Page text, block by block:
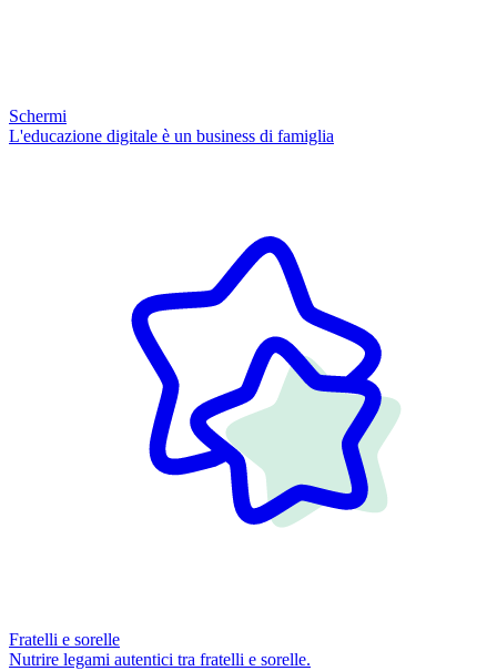
Schermi
L'educazione digitale è un business di famiglia
Fratelli e sorelle
Nutrire legami autentici tra fratelli e sorelle.